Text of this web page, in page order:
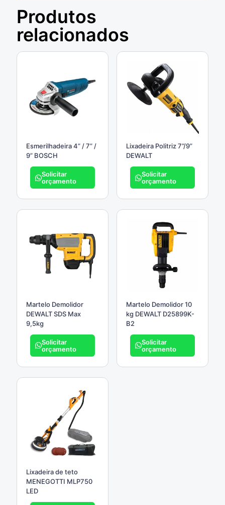
Produtos
relacionados
Esmerilhadeira 4” / 7” /
9” BOSCH
Solicitar
orçamento
Lixadeira Politriz 7”/9”
DEWALT
Solicitar
orçamento
Martelo Demolidor
DEWALT SDS Max
9,5kg
Solicitar
orçamento
Martelo Demolidor 10
kg DEWALT D25899K-
B2
Solicitar
orçamento
Lixadeira de teto
MENEGOTTI MLP750
LED